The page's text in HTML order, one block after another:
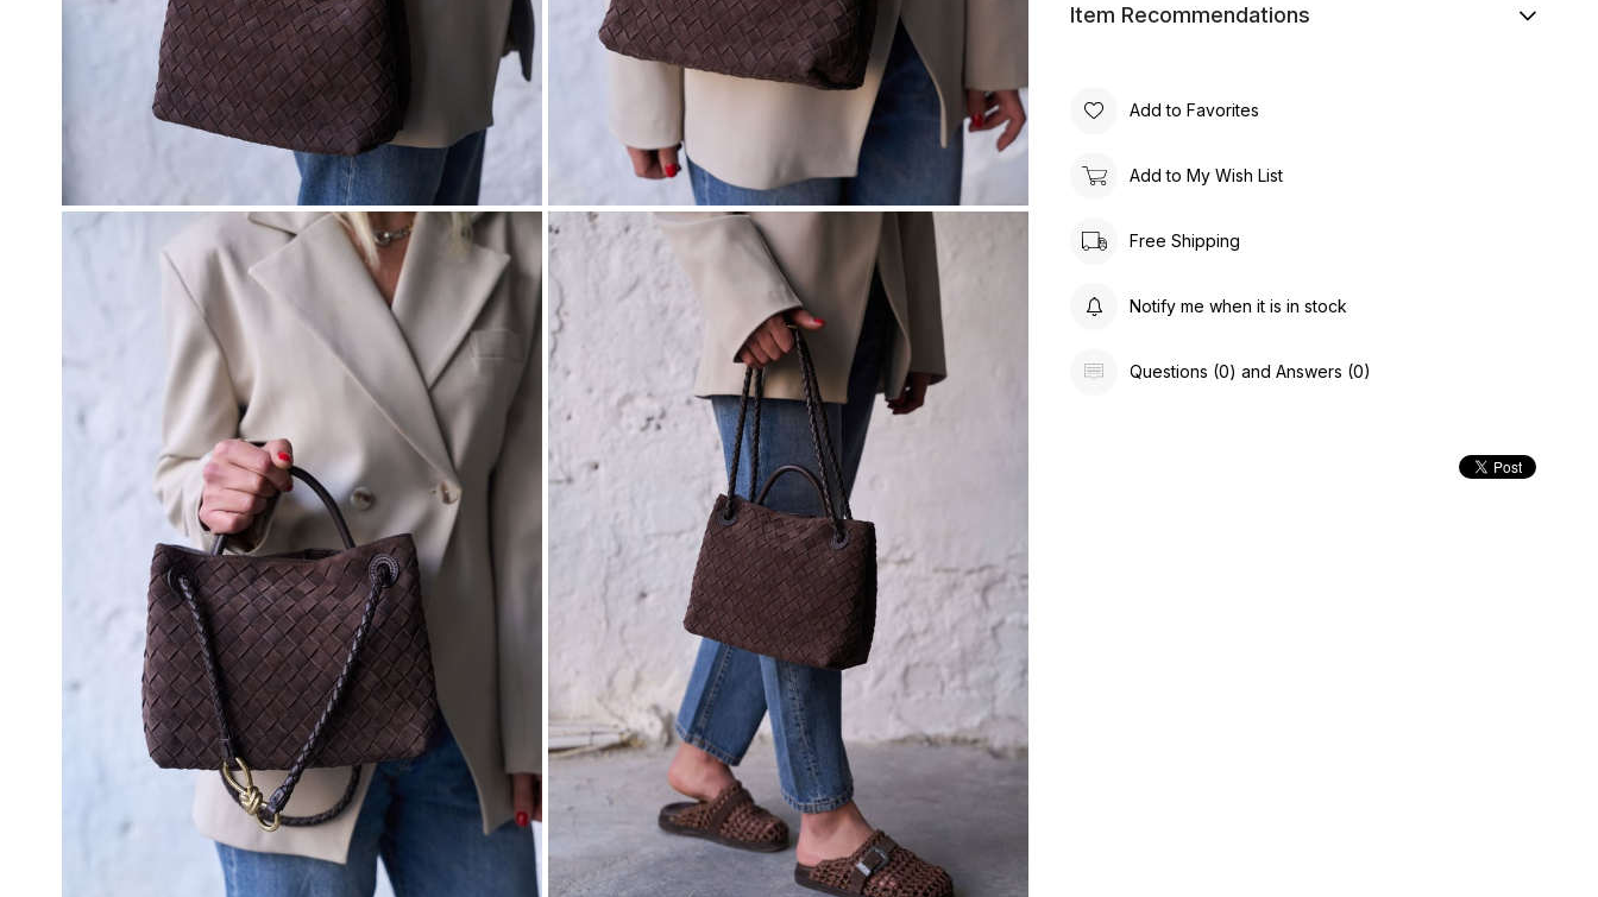
Item Recommendations
Add to Favorites
Add to My Wish List
Free Shipping
Notify me when it is in stock
Questions (0) and Answers (0)